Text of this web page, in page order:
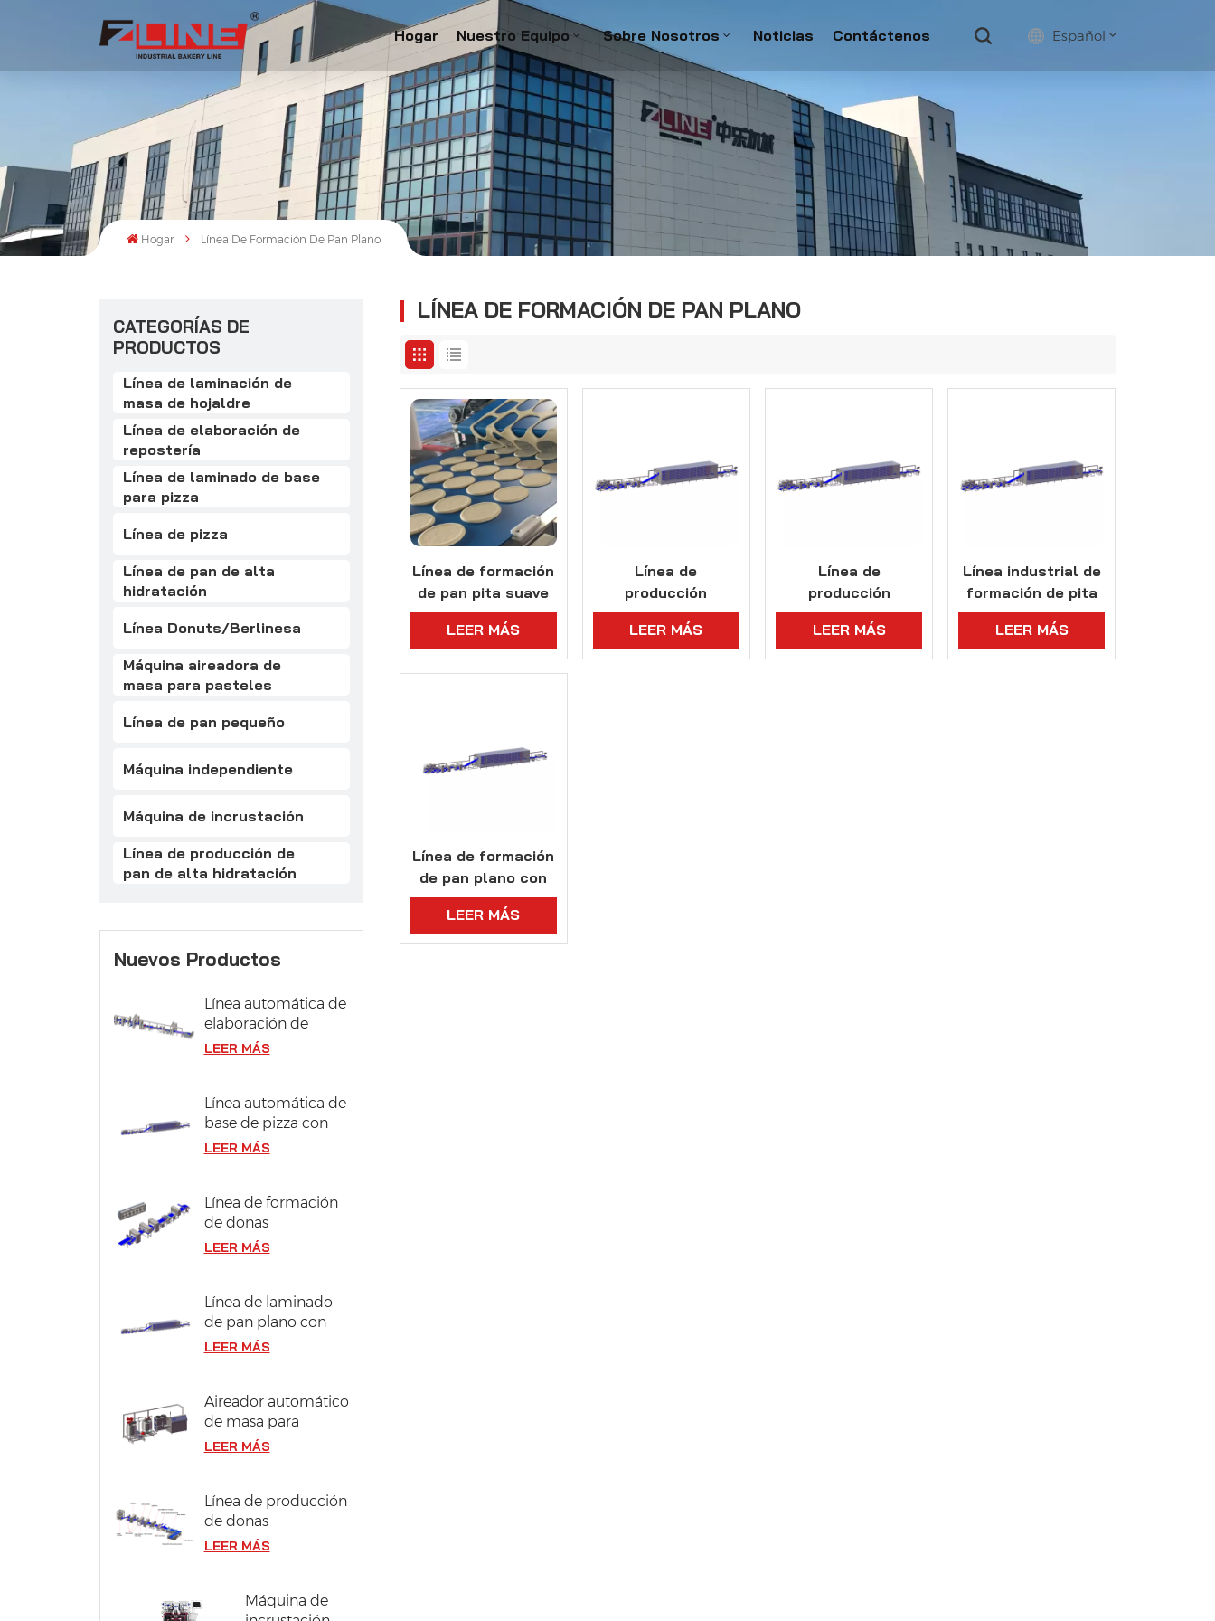
Hogar Nuestro Equipo Sobre Nosotros Noticias Contáctenos Español
русский
español
Hogar Línea De Formación De Pan Plano
CATEGORÍAS DE
PRODUCTOS
Línea de laminación de
masa de hojaldre
Línea de elaboración de
repostería
Línea de laminado de base
para pizza
Línea de pizza
Línea de pan de alta
hidratación
Línea Donuts/Berlinesa
Máquina aireadora de
masa para pasteles
Línea de pan pequeño
Máquina independiente
Máquina de incrustación
Línea de producción de
pan de alta hidratación
Nuevos Productos
Línea automática de
elaboración de
pasteles
LEER MÁS
Línea automática de
base de pizza con
sistema de
LEER MÁS
Línea de formación
de donas
compactas y
LEER MÁS
Línea de laminado
de pan plano con
ancho de masa de
LEER MÁS
Aireador automático
de masa para
bizcocho
LEER MÁS
Línea de producción
de donas
industriales con
LEER MÁS
Máquina de
LÍNEA DE FORMACIÓN DE PAN PLANO
Línea de formación
de pan pita suave
con horno
personalizado
opcional
LEER MÁS
Línea de
producción
industrial de pita
con capacidad de
18000 piezas/hora
LEER MÁS
Línea de
producción
industrial de pan
plano Somun de
alta capacidad con
LEER MÁS
Línea industrial de
formación de pita
con sistema de
fermentación
LEER MÁS
Línea de formación
de pan plano con
sistema de
fermentación
personalizado
LEER MÁS